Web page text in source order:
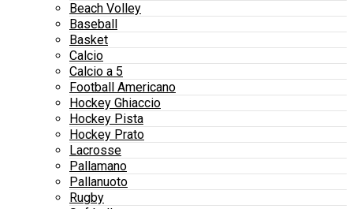
Beach Volley
Baseball
Basket
Calcio
Calcio a 5
Football Americano
Hockey Ghiaccio
Hockey Pista
Hockey Prato
Lacrosse
Pallamano
Pallanuoto
Rugby